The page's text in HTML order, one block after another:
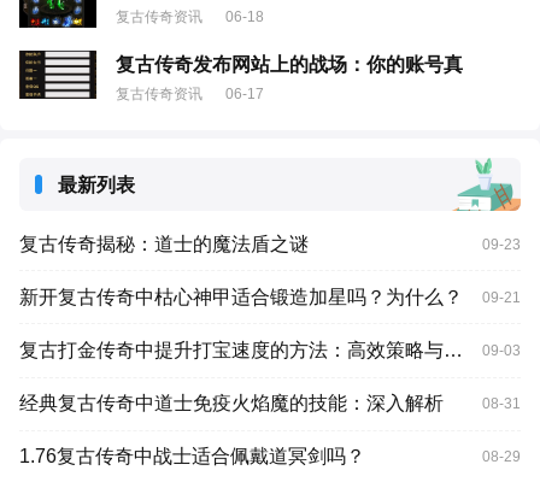
复古传奇资讯 06-18
复古传奇发布网站上的战场：你的账号真
复古传奇资讯 06-17
最新列表
复古传奇揭秘：道士的魔法盾之谜 09-23
新开复古传奇中枯心神甲适合锻造加星吗？为什么？ 09-21
复古打金传奇中提升打宝速度的方法：高效策略与技巧解析 09-03
经典复古传奇中道士免疫火焰魔的技能：深入解析 08-31
1.76复古传奇中战士适合佩戴道冥剑吗？ 08-29